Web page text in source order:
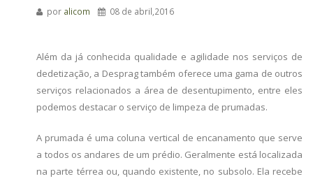
por alicom 08 de abril,2016
Além da já conhecida qualidade e agilidade nos serviços de
dedetização, a Desprag também oferece uma gama de outros
serviços relacionados a área de desentupimento, entre eles
podemos destacar o serviço de limpeza de prumadas.
A prumada é uma coluna vertical de encanamento que serve
a todos os andares de um prédio. Geralmente está localizada
na parte térrea ou, quando existente, no subsolo. Ela recebe